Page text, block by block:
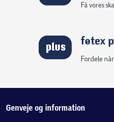
Få vores
føtex
Fordele
Genveje og information